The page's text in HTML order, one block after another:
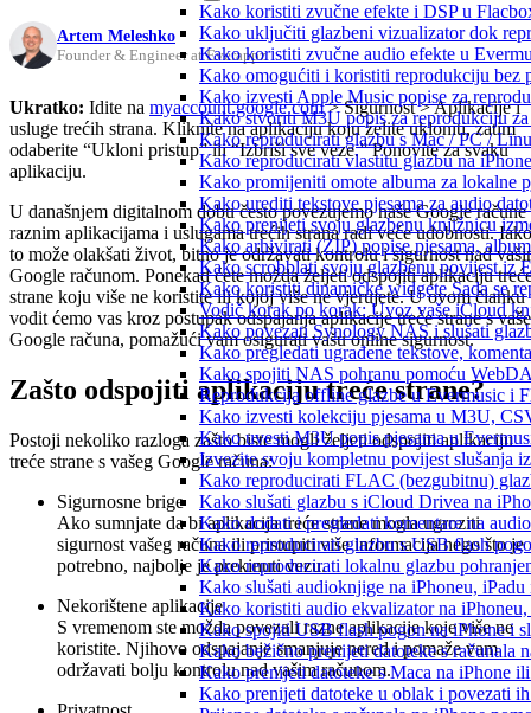
Kako koristiti zvučne efekte i DSP u
Kako uključiti glazbeni vizualizator dok
Kako koristiti zvučne audio efekte u
Kako omogućiti i koristiti reprodukciju bez
Kako izvesti Apple Music popise za
Kako stvoriti M3U popis za reprodukciju
Kako reproducirati glazbu s Mac / PC /
Kako reproducirati vlastitu glazbu na
Kako promijeniti omote albuma za lokalne
Kako urediti tekstove pjesama za audio
Kako prenijeti svoju glazbenu knjižnicu
Kako arhivirati (ZIP) popise pjesama,
Kako scrobblati svoju glazbenu povijest iz
Kako koristiti dinamičke widgete Sada se
Vodič korak po korak: Uvoz vaše iCloud
Kako povezati Synology NAS i slušati
Kako pregledati ugrađene tekstove,
Kako spojiti NAS pohranu pomoću
Reprodukcija offline glazbe u Evermusic i
Kako izvesti kolekciju pjesama u M3U,
Kako uvesti M3U popis pjesama u
Izvezite svoju kompletnu povijest slušanja
Kako reproducirati FLAC (bezgubitnu)
Kako slušati glazbu s iCloud Drivea na
Kako dodati i pregledati komentare na
Kako reproducirati glazbu s USB flash
Kako reproducirati lokalnu glazbu
Kako slušati audioknjige na iPhoneu,
Kako koristiti audio ekvalizator na
Kako spojiti USB flash pogon na iPhone i
Kako bežično prenijeti datoteke s računala
Kako prenijeti datoteke s Maca na iPhone
Kako prenijeti datoteke u oblak i povezati
Artem Meleshko
Founder & Engineer at Everappz
Ukratko: Idite na myaccount.google.com> Sigurnost > Aplikacije i
usluge trećih strana. Kliknite na aplikaciju koju želite ukloniti, zatim
odaberite “Ukloni pristup” ili “Izbriši sve veze.” Ponovite za svaku
aplikaciju.
U današnjem digitalnom dobu često povezujemo naše Google račune
raznim aplikacijama i uslugama trećih strana radi veće udobnosti. Iako
to može olakšati život, bitno je održavati kontrolu i sigurnost nad
Google računom. Ponekad ćete možda željeti odspojiti aplikaciju
strane koju više ne koristite ili kojoj više ne vjerujete. U ovom članku
vodit ćemo vas kroz postupak odspajanja aplikacije treće strane s
Google računa, pomažući vam osigurati vašu online sigurnost.
Zašto odspojiti aplikaciju treće strane?
Postoji nekoliko razloga zašto biste mogli željeti odspojiti aplikaciju
treće strane s vašeg Google računa:
Sigurnosne brige
Ako sumnjate da bi aplikacija treće strane mogla ugroziti
sigurnost vašeg računa ili pristupiti više informacija nego što je
potrebno, najbolje je prekinuti vezu.
Nekorištene aplikacije
S vremenom ste možda povezali razne aplikacije koje više ne
koristite. Njihovo odspajanje smanjuje nered i pomaže vam
održavati bolju kontrolu nad vašim računom.